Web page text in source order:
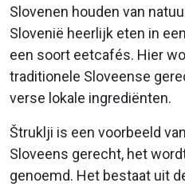
Slovenen houden van
Slovenië heerlijk eten in
een soort eetcafés. Hier
traditionele Sloveense
verse lokale ingrediënten.
Štruklji is een voorbeeld
Sloveens gerecht, het
genoemd. Het bestaat uit